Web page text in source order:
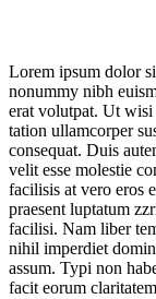
Lorem ipsum dolor
nonummy nibh
erat volutpat. Ut
tation ullamcorper
consequat. Duis
velit esse molestie
facilisis at vero eros
praesent luptatum
facilisi. Nam liber
nihil imperdiet
assum. Typi non
facit eorum